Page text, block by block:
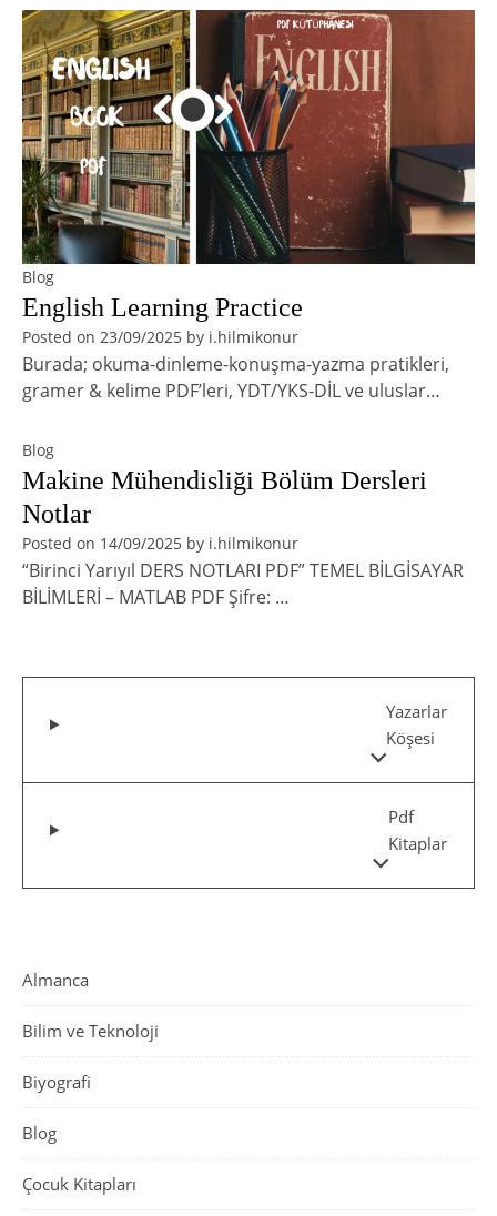
Blog
English Learning Practice
Posted on 23/09/2025 by i.hilmikonur
Burada; okuma-dinleme-konuşma-yazma pratikleri,
gramer & kelime PDF’leri, YDT/YKS-DİL ve uluslar…
Blog
Makine Mühendisliği Bölüm Dersleri
Notlar
Posted on 14/09/2025 by i.hilmikonur
“Birinci Yarıyıl DERS NOTLARI PDF” TEMEL BİLGİSAYAR
BİLİMLERİ – MATLAB PDF Şifre: …
Yazarlar
Köşesi
Pdf
Kitaplar
Almanca
Bilim ve Teknoloji
Biyografi
Blog
Çocuk Kitapları